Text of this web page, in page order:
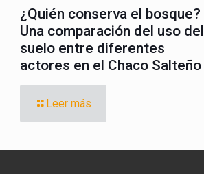
¿Quién conserva el bosque?
Una comparación del uso del
suelo entre diferentes
actores en el Chaco Salteño
Leer más